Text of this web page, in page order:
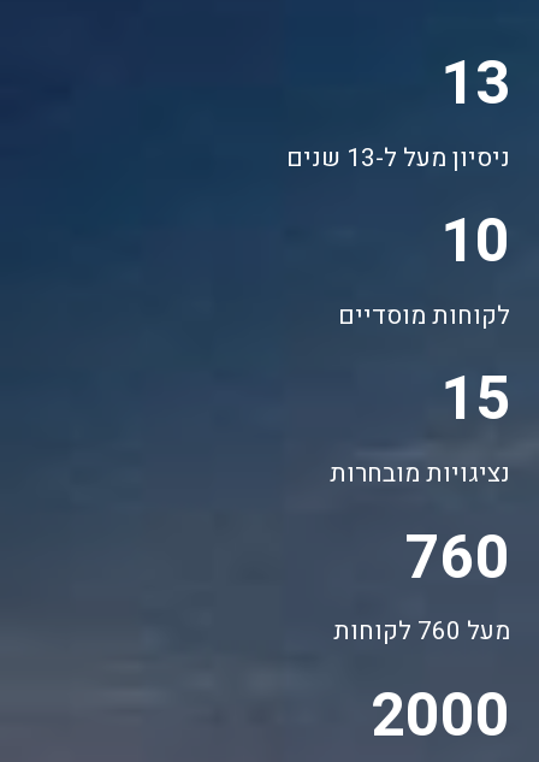
13
ניסיון מעל ל-13 שנים
10
לקוחות מוסדיים
15
נציגויות מובחרות
760
מעל 760 לקוחות
2000